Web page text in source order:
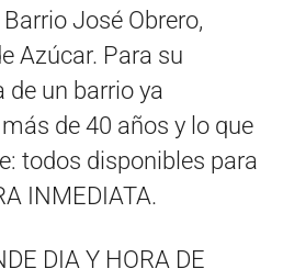
José Obrero,
Azúcar. Para su
de un barrio ya
de 40 años y lo que
todos disponibles para
INMEDIATA.
DIA Y HORA DE